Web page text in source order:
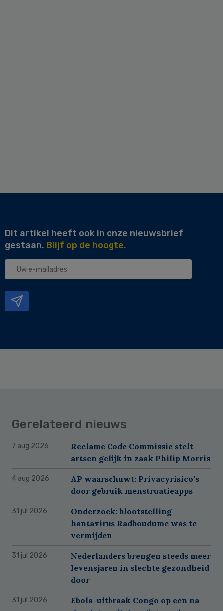
Dit artikel heeft ook in onze nieuwsbrief
gestaan. Blijf op de hoogte.
Uw
Gerelateerd nieuws
7 aug 2026
Reclame Code Commissie stelt
artsen gelijk in zaak Philip Morris
4 aug 2026
AP waarschuwt: Privacyrisico’s
door gebruik menstruatieapps
31 jul 2026
Onderzoek: blootstelling
hantavirus Radboudumc was te
vermijden
31 jul 2026
Nederlanders brengen steeds meer
levensjaren in slechte gezondheid
door
31 jul 2026
Ebola-uitbraak Congo op een na